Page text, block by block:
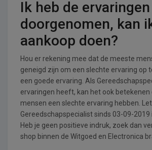
Ik heb de ervaringen
doorgenomen, kan
aankoop doen?
Hou er rekening mee dat de meeste
geneigd zijn om een slechte ervaring op
een goede ervaring. Als
ervaringen heeft, kan het ook betekenen
mensen een slechte ervaring hebben.
Gereedschapspecialist sinds 03-09-2019
Heb je geen positieve indruk, zoek dan
shop binnen de Witgoed en Electronica